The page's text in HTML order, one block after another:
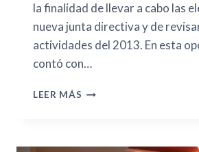
la finalidad de llevar a cabo las
nueva junta directiva y de
actividades del 2013. En esta
contó con…
LEER MÁS